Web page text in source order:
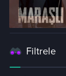
Filtrele